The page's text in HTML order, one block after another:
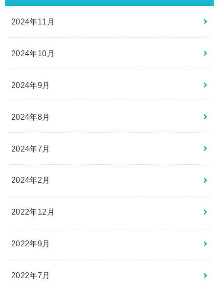
2024年11月
2024年10月
2024年9月
2024年8月
2024年7月
2024年2月
2022年12月
2022年9月
2022年7月